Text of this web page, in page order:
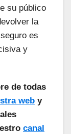
su público
la
es
y
de todas
web y
canal